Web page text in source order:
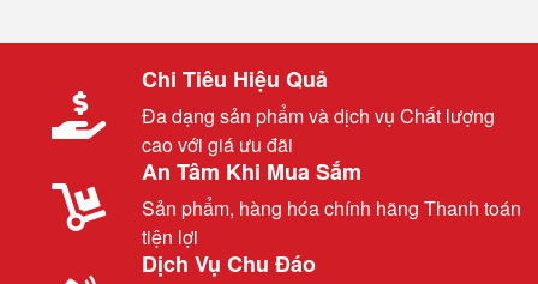
Chi Tiêu Hiệu Quả
Đa dạng sản phẩm và dịch vụ Chất lượng
cao với giá ưu đãi
An Tâm Khi Mua Sắm
Sản phẩm, hàng hóa chính hãng Thanh toán
tiện lợi
Dịch Vụ Chu Đáo